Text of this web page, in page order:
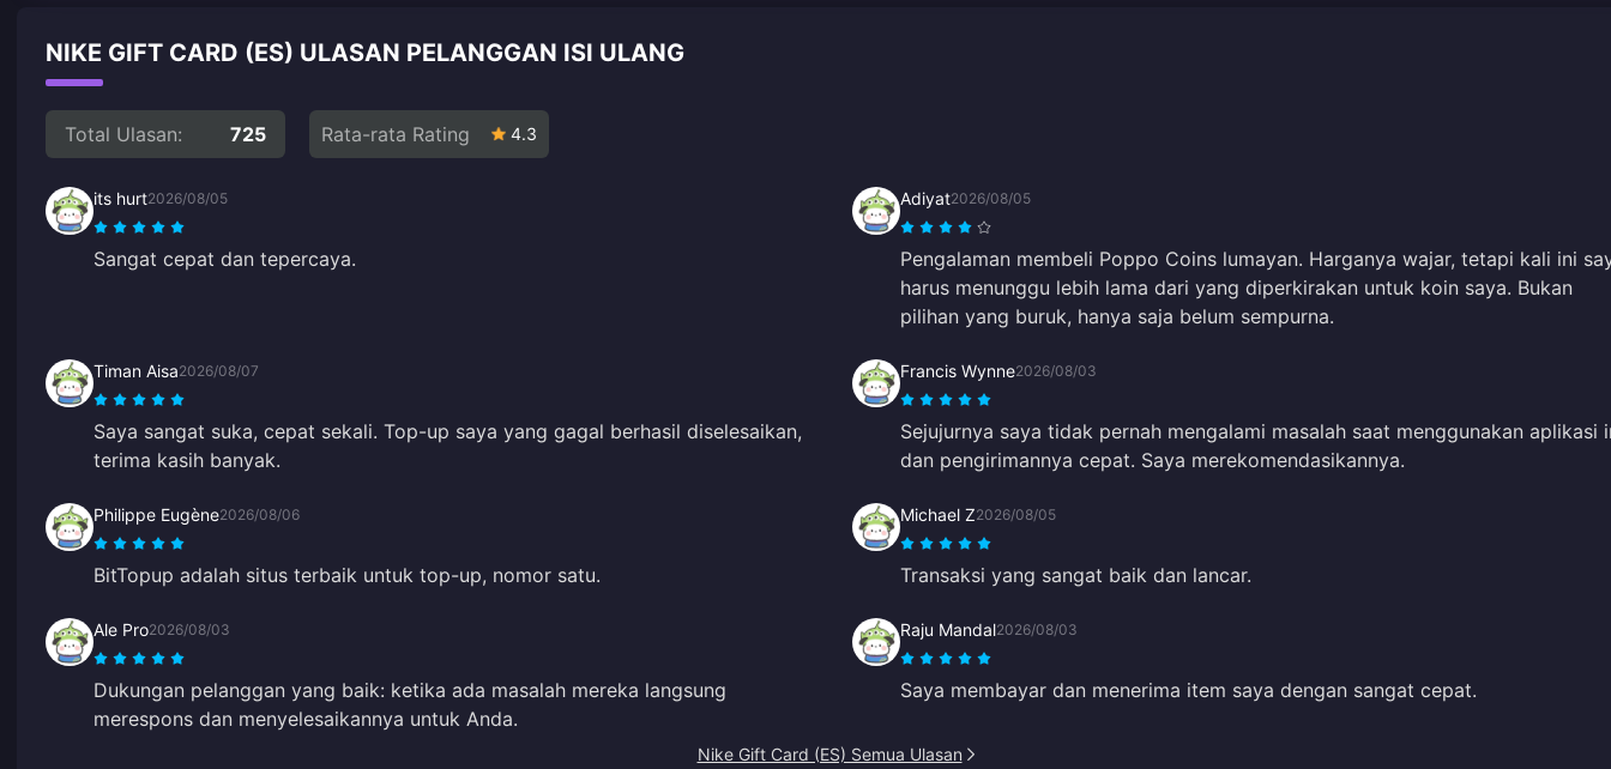
NIKE GIFT CARD (ES) ULASAN PELANGGAN ISI ULANG
Total Ulasan: 725 Rata-rata Rating 4.3
its hurt2026/08/05
Sangat cepat dan tepercaya.
Adiyat2026/08/05
Pengalaman membeli Poppo Coins lumayan. Harganya wajar, tetapi kali ini
harus menunggu lebih lama dari yang diperkirakan untuk koin saya. Bukan
pilihan yang buruk, hanya saja belum sempurna.
Timan Aisa2026/08/07
Saya sangat suka, cepat sekali. Top-up saya yang gagal berhasil diselesaikan,
terima kasih banyak.
Francis Wynne2026/08/03
Sejujurnya saya tidak pernah mengalami masalah saat menggunakan aplikasi
dan pengirimannya cepat. Saya merekomendasikannya.
Philippe Eugène2026/08/06
BitTopup adalah situs terbaik untuk top-up, nomor satu.
Michael Z2026/08/05
Transaksi yang sangat baik dan lancar.
Ale Pro2026/08/03
Dukungan pelanggan yang baik: ketika ada masalah mereka langsung
merespons dan menyelesaikannya untuk Anda.
Raju Mandal2026/08/03
Saya membayar dan menerima item saya dengan sangat cepat.
Nike Gift Card (ES) Semua Ulasan